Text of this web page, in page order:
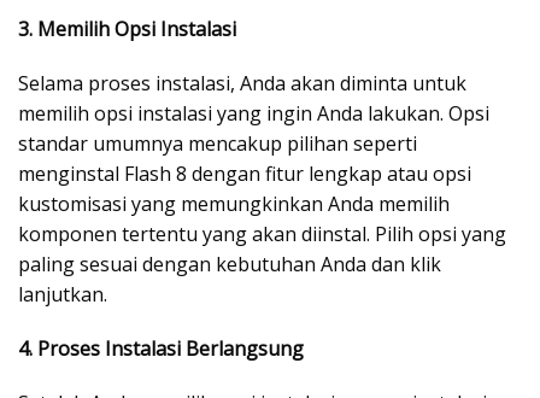
3. Memilih Opsi Instalasi
Selama proses instalasi, Anda akan diminta untuk
memilih opsi instalasi yang ingin Anda lakukan. Opsi
standar umumnya mencakup pilihan seperti
menginstal Flash 8 dengan fitur lengkap atau opsi
kustomisasi yang memungkinkan Anda memilih
komponen tertentu yang akan diinstal. Pilih opsi yang
paling sesuai dengan kebutuhan Anda dan klik
lanjutkan.
4. Proses Instalasi Berlangsung